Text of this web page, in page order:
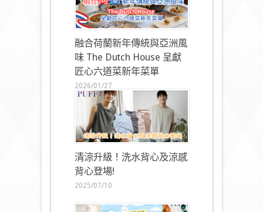
融合荷蘭新年傳統與亞洲風
味 The Dutch House 呈獻
匠心六道菜新年菜單
2026/01/27
清涼升級！洗水背心及涼感
背心登場!
2025/07/10